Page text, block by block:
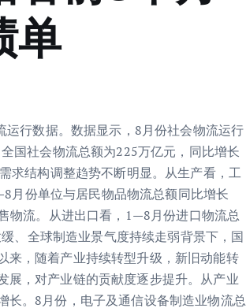
单
行数据。数据显示，8月份社会物流运行
国社会物流总额为225万亿元，同比增长
求结构调整趋势不断明显。从生产看，工
月份单位与居民物品物流总额同比增长
物流。从进出口看，1—8月份进口物流总
、全球制造业景气度持续走弱背景下，国
来，随着产业持续转型升级，新旧动能转
展，对产业链的贡献度逐步提升。从产业
长。8月份，电子及通信设备制造业物流总